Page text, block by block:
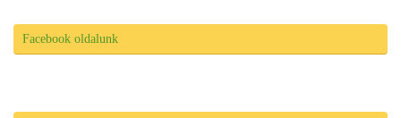
Facebook oldalunk